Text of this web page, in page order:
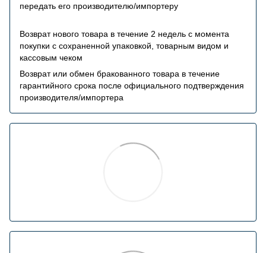
передать его производителю/импортеру
Возврат нового товара в течение 2 недель с момента
покупки с сохраненной упаковкой, товарным видом и
кассовым чеком
Возврат или обмен бракованного товара в течение
гарантийного срока после официального подтверждения
производителя/импортера